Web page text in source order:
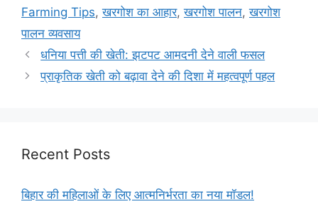
Farming Tips,खरगोश का आहार,खरगोश पालन,खरगोश
पालन व्यवसाय
धनिया पत्ती की खेती: झटपट आमदनी देने वाली फसल
प्राकृतिक खेती को बढ़ावा देने की दिशा में महत्वपूर्ण पहल
Recent Posts
बिहार की महिलाओं के लिए आत्मनिर्भरता का नया मॉडल!